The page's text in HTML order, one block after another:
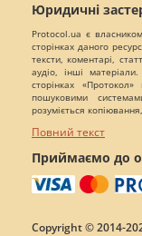
Юридичні
Protocol.ua є
сторінках даного
тексти, коментарі,
аудіо, інші
сторінках «Протокол»
пошуковими
розуміється
Повний текст
Приймаємо до
Copyright © 2014-